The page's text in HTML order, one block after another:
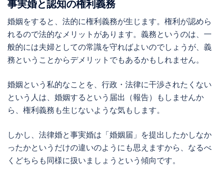
事実婚と認知の権利義務
婚姻をすると、法的に権利義務が生じます。権利が認めら
れるので法的なメリットがあります。義務というのは、一
般的には夫婦としての常識を守ればよいのでしょうが、義
務ということからデメリットでもあるかもしれません。
婚姻という私的なことを、行政・法律に干渉されたくない
という人は、婚姻するという届出（報告）もしませんか
ら、権利義務も生じないような気もします。
しかし、法律婚と事実婚は「婚姻届」を提出したかしなか
ったかというだけの違いのようにも思えますから、なるべ
くどちらも同様に扱いましょうという傾向です。